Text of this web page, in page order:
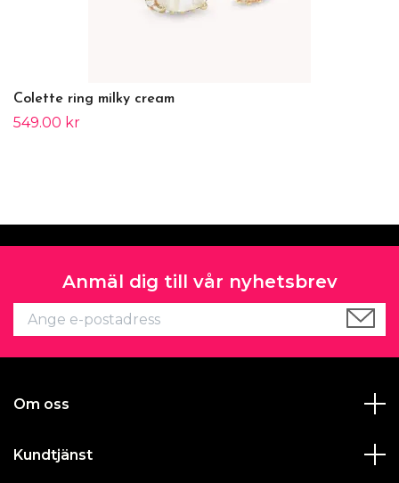
Colette ring milky cream
549.00 kr
Anmäl dig till vår nyhetsbrev
Om oss
Kundtjänst